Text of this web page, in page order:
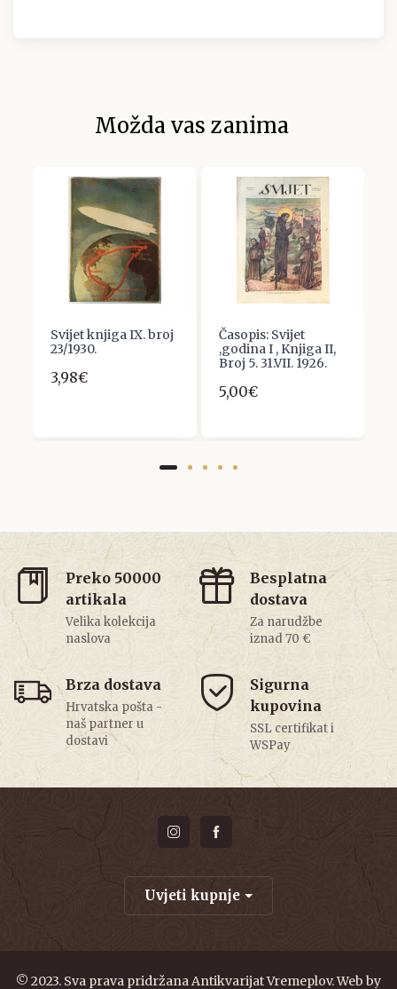
Možda vas zanima
Svijet knjiga IX. broj
23/1930.
3,98€
Časopis: Svijet
,godina I , Knjiga II,
Broj 5. 31.VII. 1926.
5,00€
Preko 50000
artikala
Velika kolekcija
naslova
Besplatna
dostava
Za narudžbe
iznad 70 €
Brza dostava
Hrvatska pošta -
naš partner u
dostavi
Sigurna
kupovina
SSL certifikat i
WSPay
Uvjeti kupnje
© 2023. Sva prava pridržana Antikvarijat Vremeplov. Web by